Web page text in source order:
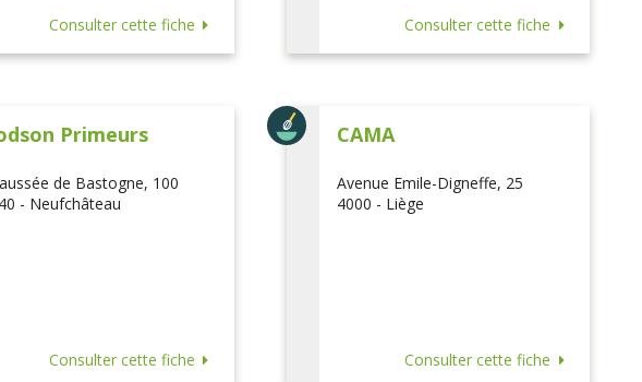
Consulter cette fiche Consulter cette fiche
Primeurs
de Bastogne, 100
- Neufchâteau
Consulter cette fiche
CAMA
Avenue Emile-Digneffe, 25
4000 - Liège
Consulter cette fiche